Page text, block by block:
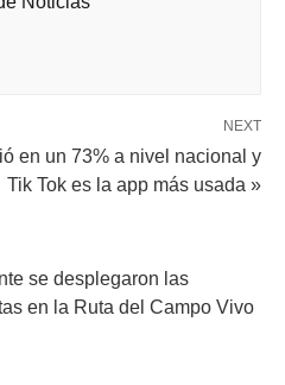
NEXT
en un 73% a nivel nacional y
Tik Tok es la app más usada »
se desplegaron las
en la Ruta del Campo Vivo